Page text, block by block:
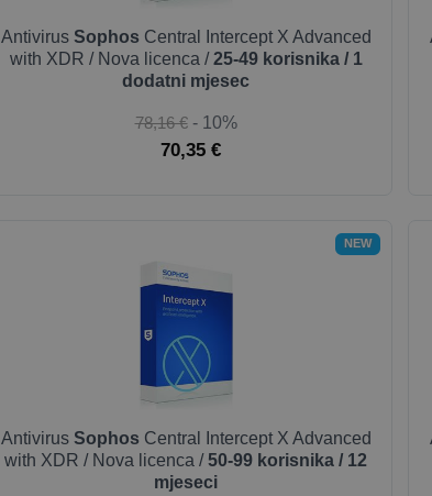
Antivirus Sophos Central Intercept X Advanced
with XDR / Nova licenca /25-49 korisnika / 1
dodatni mjesec
78,16 € - 10%
70,35 €
NEW
Antivirus Sophos Central Intercept X Advanced
with XDR / Nova licenca /50-99 korisnika / 12
mjeseci